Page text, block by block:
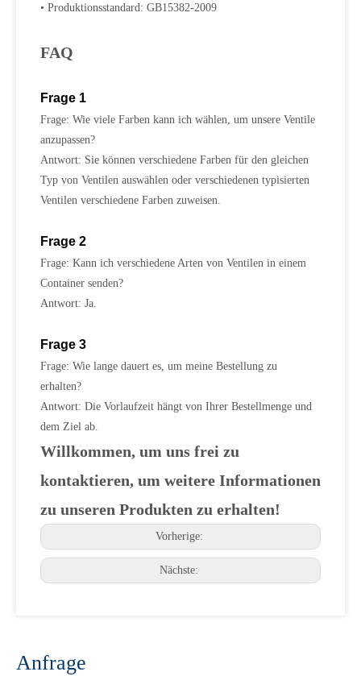
• Produktionsstandard: GB15382-2009
FAQ
Frage 1
Frage: Wie viele Farben kann ich wählen, um unsere Ventile
anzupassen?
Antwort: Sie können verschiedene Farben für den gleichen
Typ von Ventilen auswählen oder verschiedenen typisierten
Ventilen verschiedene Farben zuweisen.
Frage 2
Frage: Kann ich verschiedene Arten von Ventilen in einem
Container senden?
Antwort: Ja.
Frage 3
Frage: Wie lange dauert es, um meine Bestellung zu
erhalten?
Antwort: Die Vorlaufzeit hängt von Ihrer Bestellmenge und
dem Ziel ab.
Willkommen, um uns frei zu
kontaktieren, um weitere Informationen
zu unseren Produkten zu erhalten!
Vorherige:
Nächste:
Anfrage